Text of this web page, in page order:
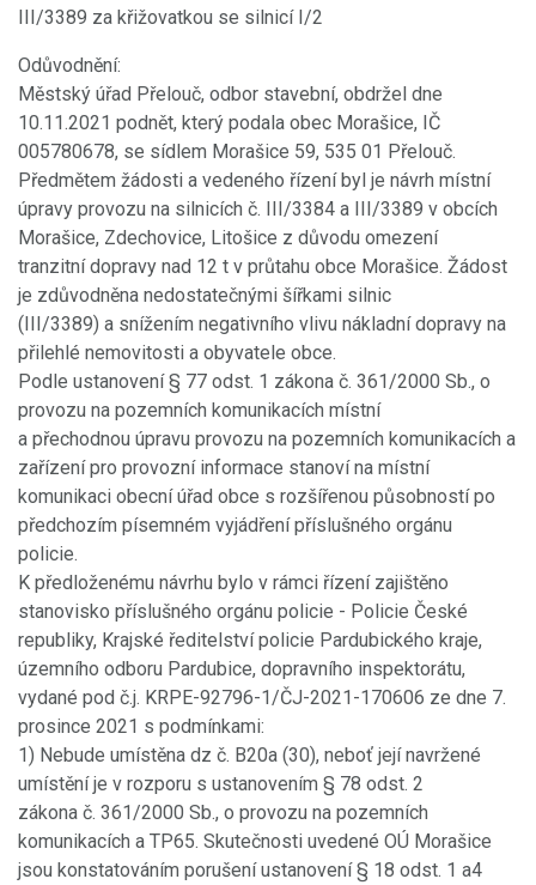
III/3389 za křižovatkou se silnicí I/2
Odůvodnění:
Městský úřad Přelouč, odbor stavební, obdržel dne
10.11.2021 podnět, který podala obec Morašice, IČ
005780678, se sídlem Morašice 59, 535 01 Přelouč.
Předmětem žádosti a vedeného řízení byl je návrh místní
úpravy provozu na silnicích č. III/3384 a III/3389 v obcích
Morašice, Zdechovice, Litošice z důvodu omezení
tranzitní dopravy nad 12 t v průtahu obce Morašice. Žádost
je zdůvodněna nedostatečnými šířkami silnic
(III/3389) a snížením negativního vlivu nákladní dopravy na
přilehlé nemovitosti a obyvatele obce.
Podle ustanovení § 77 odst. 1 zákona č. 361/2000 Sb., o
provozu na pozemních komunikacích místní
a přechodnou úpravu provozu na pozemních komunikacích a
zařízení pro provozní informace stanoví na místní
komunikaci obecní úřad obce s rozšířenou působností po
předchozím písemném vyjádření příslušného orgánu
policie.
K předloženému návrhu bylo v rámci řízení zajištěno
stanovisko příslušného orgánu policie - Policie České
republiky, Krajské ředitelství policie Pardubického kraje,
územního odboru Pardubice, dopravního inspektorátu,
vydané pod č.j. KRPE-92796-1/ČJ-2021-170606 ze dne 7.
prosince 2021 s podmínkami:
1) Nebude umístěna dz č. B20a (30), neboť její navržené
umístění je v rozporu s ustanovením § 78 odst. 2
zákona č. 361/2000 Sb., o provozu na pozemních
komunikacích a TP65. Skutečnosti uvedené OÚ Morašice
jsou konstatováním porušení ustanovení § 18 odst. 1 a4